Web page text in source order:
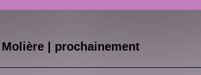
| prochainement